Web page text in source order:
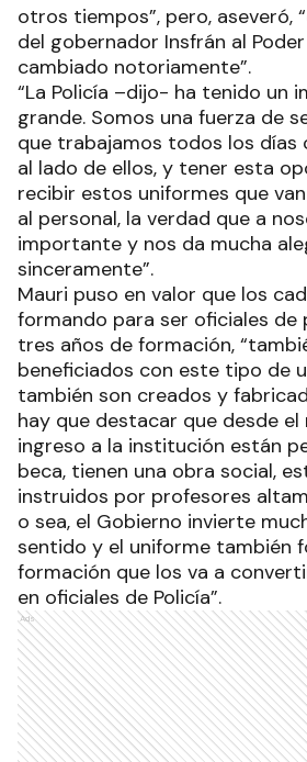
otros tiempos”, pero, aseveró,
del gobernador Insfrán al
cambiado notoriamente”.
“La Policía –dijo- ha tenido un
grande. Somos una fuerza de
que trabajamos todos los días
al lado de ellos, y tener esta
recibir estos uniformes que
al personal, la verdad que a
importante y nos da mucha
sinceramente”.
Mauri puso en valor que los
formando para ser oficiales de
tres años de formación,
beneficiados con este tipo de
también son creados y
hay que destacar que desde
ingreso a la institución están
beca, tienen una obra social,
instruidos por profesores
o sea, el Gobierno invierte
sentido y el uniforme también
formación que los va a
en oficiales de Policía”.
Ads